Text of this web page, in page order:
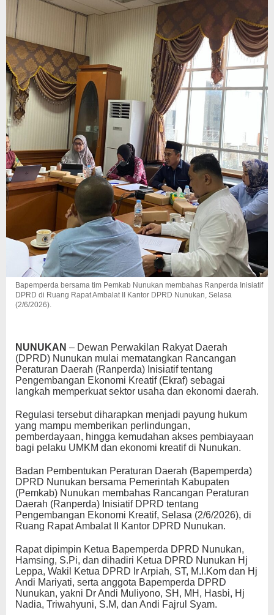
Bapemperda bersama tim Pemkab Nunukan membahas Ranperda Inisiatif
DPRD di Ruang Rapat Ambalat II Kantor DPRD Nunukan, Selasa
(2/6/2026).
NUNUKAN – Dewan Perwakilan Rakyat Daerah
(DPRD) Nunukan mulai mematangkan Rancangan
Peraturan Daerah (Ranperda) Inisiatif tentang
Pengembangan Ekonomi Kreatif (Ekraf) sebagai
langkah memperkuat sektor usaha dan ekonomi daerah.
Regulasi tersebut diharapkan menjadi payung hukum
yang mampu memberikan perlindungan,
pemberdayaan, hingga kemudahan akses pembiayaan
bagi pelaku UMKM dan ekonomi kreatif di Nunukan.
Badan Pembentukan Peraturan Daerah (Bapemperda)
DPRD Nunukan bersama Pemerintah Kabupaten
(Pemkab) Nunukan membahas Rancangan Peraturan
Daerah (Ranperda) Inisiatif DPRD tentang
Pengembangan Ekonomi Kreatif, Selasa (2/6/2026), di
Ruang Rapat Ambalat II Kantor DPRD Nunukan.
Rapat dipimpin Ketua Bapemperda DPRD Nunukan,
Hamsing, S.Pi, dan dihadiri Ketua DPRD Nunukan Hj
Leppa, Wakil Ketua DPRD Ir Arpiah, ST, M.I.Kom dan Hj
Andi Mariyati, serta anggota Bapemperda DPRD
Nunukan, yakni Dr Andi Muliyono, SH, MH, Hasbi, Hj
Nadia, Triwahyuni, S.M, dan Andi Fajrul Syam.